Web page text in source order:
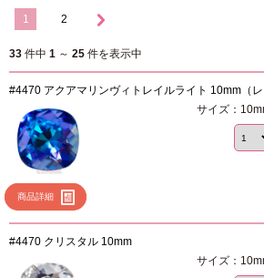
1 2
33 件中 1 ～ 25 件を表示中
#4470 アクアマリンヴィトレイルライト 10mm（レ
商品詳細
サイズ：
#4470 クリスタル 10mm
サイズ：